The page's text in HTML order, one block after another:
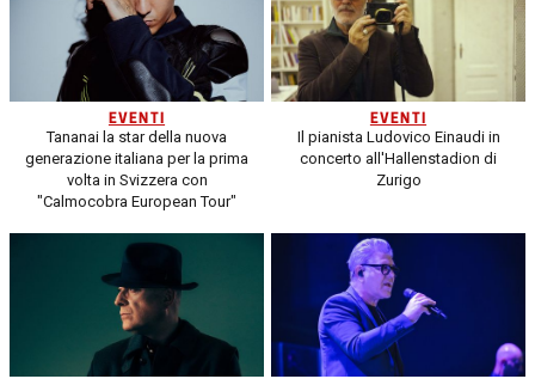
EVENTI
Tananai la star della nuova
generazione italiana per la prima
volta in Svizzera con
"Calmocobra European Tour"
EVENTI
Il pianista Ludovico Einaudi in
concerto all'Hallenstadion di
Zurigo